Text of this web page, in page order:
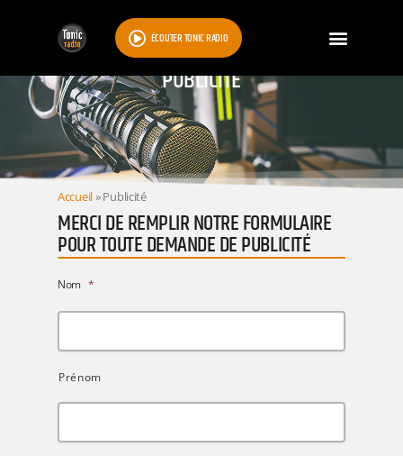
ÉCOUTER TONIC RADIO
PUBLICITÉ
Accueil»Publicité
MERCI DE REMPLIR NOTRE FORMULAIRE
POUR TOUTE DEMANDE DE PUBLICITÉ
Nom *
Prénom